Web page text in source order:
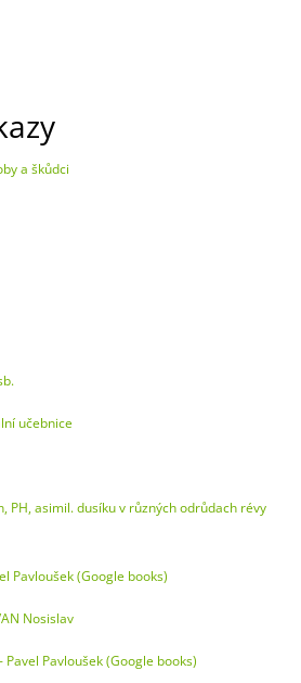
a škůdci
učebnice
PH, asimil. dusíku v různých odrůdach révy
Pavloušek (Google books)
Nosislav
Pavloušek (Google books)